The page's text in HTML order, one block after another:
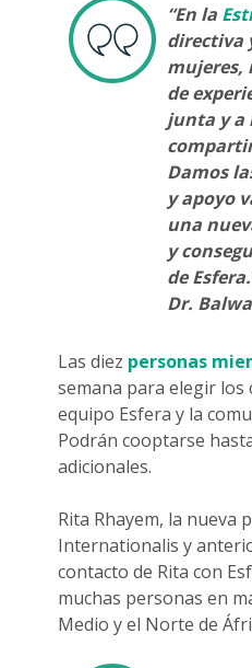
“En la
directiva
mujeres,
de
junta y a
Damos
y apoyo
una
y
de
Dr.
Las diez personas
semana para elegir
equipo Esfera y la
Podrán cooptarse
adicionales.
Rita Rhayem, la nueva
Internationalis y
contacto de Rita con
muchas personas en
Medio y el Norte de